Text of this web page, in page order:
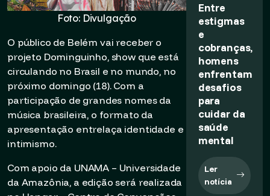
Foto: Divulgação
O público de Belém vai receber o
projeto Dominguinho, show que está
circulando no Brasil e no mundo, no
próximo domingo (18). Com a
participação de grandes nomes da
música brasileira, o formato da
apresentação entrelaça identidade e
intimismo.
Com apoio da UNAMA – Universidade
da Amazônia, a edição será realizada
Entre
estigmas
e
cobranças,
homens
enfrentam
desafios
para
cuidar da
saúde
mental
Ler
notícia